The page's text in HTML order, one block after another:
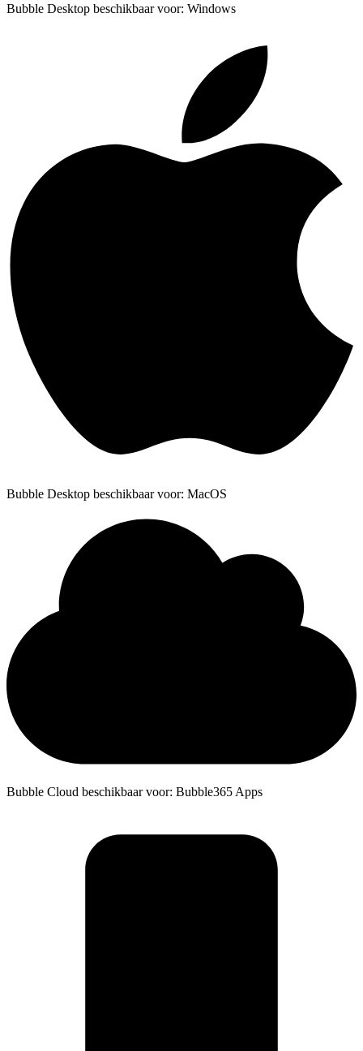
Bubble Desktop beschikbaar voor: Windows
Bubble Desktop beschikbaar voor: MacOS
Bubble Cloud beschikbaar voor: Bubble365 Apps